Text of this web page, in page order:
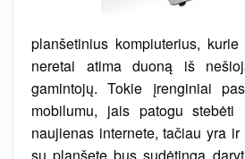
planšetinius kompiuterius,
neretai atima duoną iš
gamintojų. Tokie įrenginiai
mobilumu, jais patogu stebėti
naujienas internete, tačiau yra
su planšete bus sudėtinga